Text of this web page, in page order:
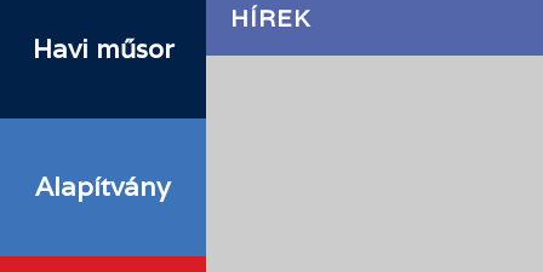
Havi műsor
Alapítvány
HÍREK